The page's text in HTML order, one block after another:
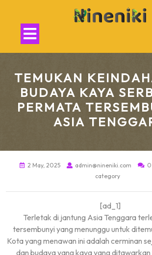
content
Button
TEMUKAN
BUDAYA KAYA
PERMATA
ASIA
2 May, 2025 admin@nineniki.com
category
[ad_1]
Terletak di jantung Asia Tenggara
tersembunyi yang menunggu untuk
Kota yang menawan ini adalah cerminan
dan budaya yang kaya yang ditawarkan